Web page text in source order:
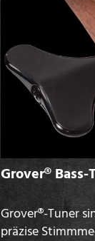
Grover® Bass-
Grover®-Tuner
präzise